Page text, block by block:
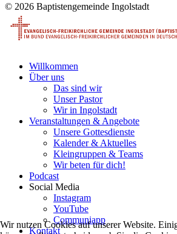
© 2026 Baptistengemeinde Ingolstadt
Willkommen
Über uns
Das sind wir
Unser Pastor
Wir in Ingolstadt
Veranstaltungen & Angebote
Unsere Gottesdienste
Kalender & Aktuelles
Kleingruppen & Teams
Wir beten für dich!
Podcast
Social Media
Instagram
YouTube
Communiapp
Kontakt
Wir nutzen Cookies auf unserer Website.